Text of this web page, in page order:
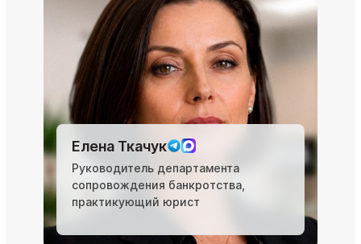
Елена Ткачук
Руководитель департамента
сопровождения банкротства,
практикующий юрист